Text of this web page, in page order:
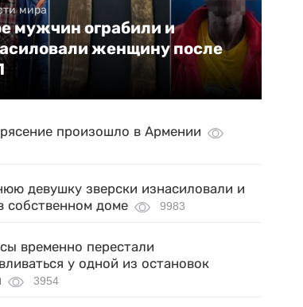
мира
мужчин ограбили и
женщину после
произошло в Армении
девушку зверски изнасиловали и
собственном доме
9983
временно перестали
у одной из остановок
3954